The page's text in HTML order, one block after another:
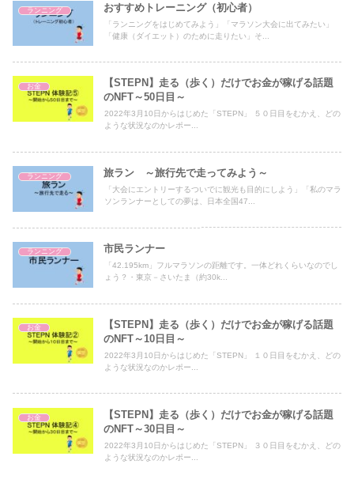
ランニング おすすめトレーニング（初心者）
「ランニングをはじめてみよう」「マラソン大会に出てみたい」
「健康（ダイエット）のために走りたい」そ...
お金
【STEPN】走る（歩く）だけでお金が稼げる話題
のNFT～50日目～
2022年3月10日からはじめた「STEPN」 ５０日目をむかえ、どの
ような状況なのかレポー...
ランニング 旅ラン ～旅行先で走ってみよう～
「大会にエントリーするついでに観光も目的にしよう」「私のマラ
ソンランナーとしての夢は、日本全国47...
ランニング 市民ランナー
「42.195km」フルマラソンの距離です。一体どれくらいなのでし
ょう？・東京－さいたま（約30k...
お金
【STEPN】走る（歩く）だけでお金が稼げる話題
のNFT～10日目～
2022年3月10日からはじめた「STEPN」 １０日目をむかえ、どの
ような状況なのかレポー...
お金
【STEPN】走る（歩く）だけでお金が稼げる話題
のNFT～30日目～
2022年3月10日からはじめた「STEPN」 ３０日目をむかえ、どの
ような状況なのかレポー...